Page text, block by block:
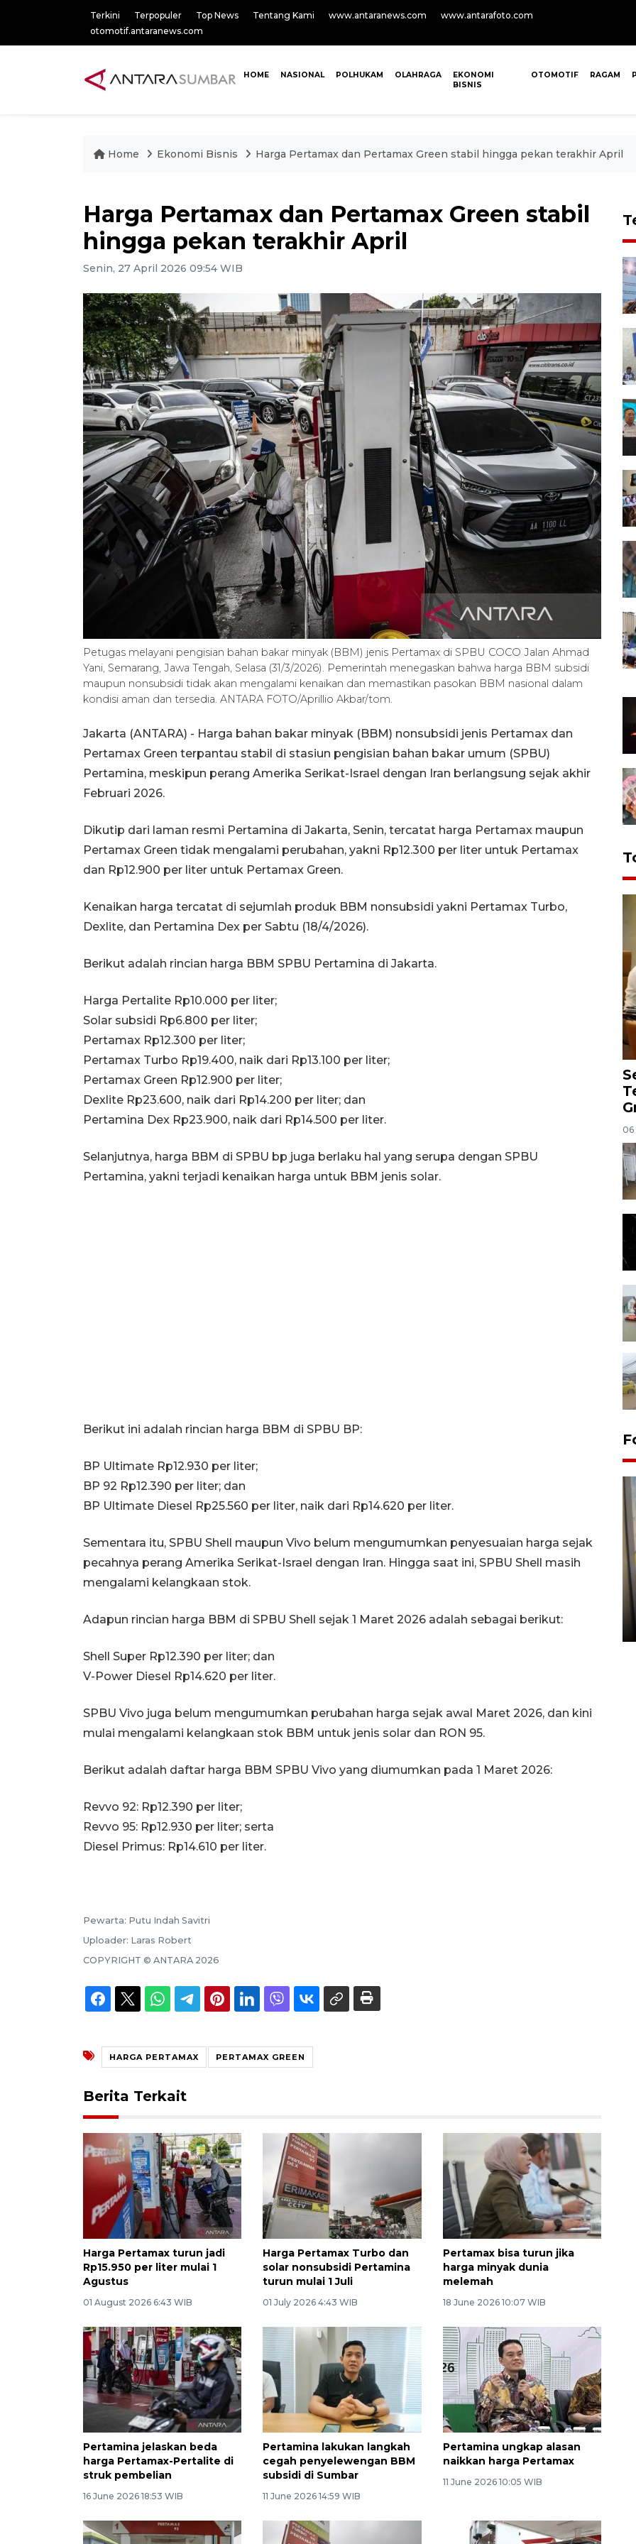
Terkini Terpopuler Top News Tentang Kami www.antaranews.com
www.antarafoto.com
otomotif.antaranews.com
HOME NASIONAL POLHUKAM OLAHRAGA
EKONOMI
BISNIS
OTOMOTIF RAGAM
Home Ekonomi Bisnis Harga Pertamax dan Pertamax Green stabil hingga pekan terakhir April
Harga Pertamax dan Pertamax Green stabil
hingga pekan terakhir April
Senin, 27 April 2026 09:54 WIB
Petugas melayani pengisian bahan bakar minyak (BBM) jenis Pertamax di SPBU COCO Jalan Ahmad
Yani, Semarang, Jawa Tengah, Selasa (31/3/2026). Pemerintah menegaskan bahwa harga BBM subsidi
maupun nonsubsidi tidak akan mengalami kenaikan dan memastikan pasokan BBM nasional dalam
kondisi aman dan tersedia. ANTARA FOTO/Aprillio Akbar/tom.
Jakarta (ANTARA) - Harga bahan bakar minyak (BBM) nonsubsidi jenis Pertamax dan
Pertamax Green terpantau stabil di stasiun pengisian bahan bakar umum (SPBU)
Pertamina, meskipun perang Amerika Serikat-Israel dengan Iran berlangsung sejak akhir
Februari 2026.
Dikutip dari laman resmi Pertamina di Jakarta, Senin, tercatat harga Pertamax maupun
Pertamax Green tidak mengalami perubahan, yakni Rp12.300 per liter untuk Pertamax
dan Rp12.900 per liter untuk Pertamax Green.
Kenaikan harga tercatat di sejumlah produk BBM nonsubsidi yakni Pertamax Turbo,
Dexlite, dan Pertamina Dex per Sabtu (18/4/2026).
Berikut adalah rincian harga BBM SPBU Pertamina di Jakarta.
Harga Pertalite Rp10.000 per liter;
Solar subsidi Rp6.800 per liter;
Pertamax Rp12.300 per liter;
Pertamax Turbo Rp19.400, naik dari Rp13.100 per liter;
Pertamax Green Rp12.900 per liter;
Dexlite Rp23.600, naik dari Rp14.200 per liter; dan
Pertamina Dex Rp23.900, naik dari Rp14.500 per liter.
Selanjutnya, harga BBM di SPBU bp juga berlaku hal yang serupa dengan SPBU
Pertamina, yakni terjadi kenaikan harga untuk BBM jenis solar.
Berikut ini adalah rincian harga BBM di SPBU BP:
BP Ultimate Rp12.930 per liter;
BP 92 Rp12.390 per liter; dan
BP Ultimate Diesel Rp25.560 per liter, naik dari Rp14.620 per liter.
Sementara itu, SPBU Shell maupun Vivo belum mengumumkan penyesuaian harga sejak
pecahnya perang Amerika Serikat-Israel dengan Iran. Hingga saat ini, SPBU Shell masih
mengalami kelangkaan stok.
Adapun rincian harga BBM di SPBU Shell sejak 1 Maret 2026 adalah sebagai berikut:
Shell Super Rp12.390 per liter; dan
V-Power Diesel Rp14.620 per liter.
SPBU Vivo juga belum mengumumkan perubahan harga sejak awal Maret 2026, dan kini
mulai mengalami kelangkaan stok BBM untuk jenis solar dan RON 95.
Berikut adalah daftar harga BBM SPBU Vivo yang diumumkan pada 1 Maret 2026:
Revvo 92: Rp12.390 per liter;
Revvo 95: Rp12.930 per liter; serta
Diesel Primus: Rp14.610 per liter.
Pewarta: Putu Indah Savitri
Uploader: Laras Robert
COPYRIGHT © ANTARA 2026
HARGA PERTAMAX PERTAMAX GREEN
Berita Terkait
Harga Pertamax turun jadi
Rp15.950 per liter mulai 1
Agustus
01 August 2026 6:43 WIB
Harga Pertamax Turbo dan
solar nonsubsidi Pertamina
turun mulai 1 Juli
01 July 2026 4:43 WIB
Pertamax bisa turun jika
harga minyak dunia
melemah
18 June 2026 10:07 WIB
Pertamina jelaskan beda
harga Pertamax-Pertalite di
struk pembelian
16 June 2026 18:53 WIB
Pertamina lakukan langkah
cegah penyelewengan BBM
subsidi di Sumbar
11 June 2026 14:59 WIB
Pertamina ungkap alasan
naikkan harga Pertamax
11 June 2026 10:05 WIB
06
Penyelesaian pembentukan
05 August 2026 10:33 WIB